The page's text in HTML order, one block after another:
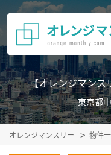
【オレンジマンス
東京都
オレンジマンスリー 物件